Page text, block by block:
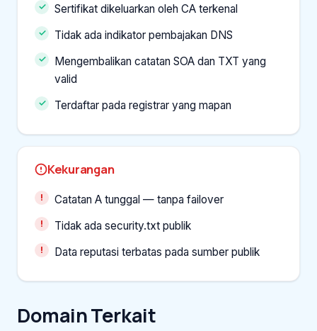
Sertifikat dikeluarkan oleh CA terkenal
Tidak ada indikator pembajakan DNS
Mengembalikan catatan SOA dan TXT yang
valid
Terdaftar pada registrar yang mapan
Kekurangan
Catatan A tunggal — tanpa failover
Tidak ada security.txt publik
Data reputasi terbatas pada sumber publik
Domain Terkait